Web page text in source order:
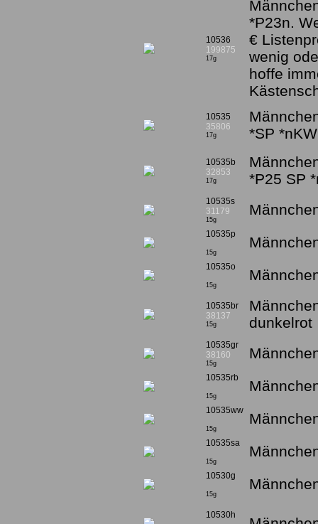
10536
199875
17g
*P23n.
€
wenig
hoffe
10535
35806
17g
*SP
10535b
32853
17g
*P25 SP
10535s
31179
15g
10535p
15g
10535o
15g
10535br
38137
15g
dunkelrot
10535gr
38160
15g
10535rb
15g
10535ww
15g
10535sa
15g
10530g
15g
10530h